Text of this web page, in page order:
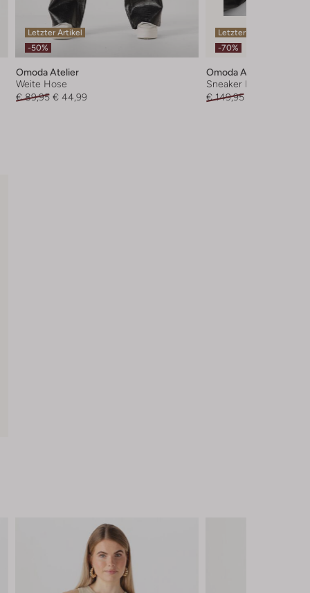
Letzter Artikel
-50%
Omoda Atelier
Weite Hose
€ 89,95 € 44,99
Letzter Artikel
-70%
Omoda Atelier
Sneaker Low
€ 149,95